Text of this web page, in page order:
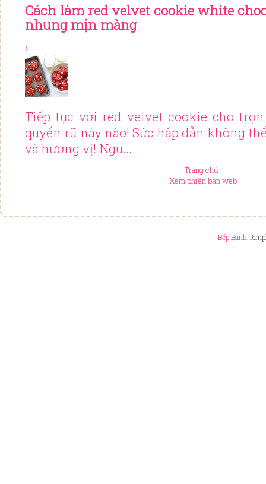
Cách làm red velvet cookie white
nhung mịn màng
›
Tiếp tục với red velvet cookie cho
quyến rũ này nào! Sức hấp dẫn không
và hương vị! Ngu...
Trang chủ
Xem phiên bản web
Bếp Bánh